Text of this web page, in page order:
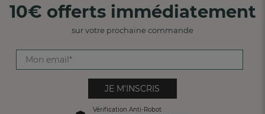
10€ offerts immédiatement
sur votre prochaine commande
JE M'INSCRIS
Vérification Anti-Robot